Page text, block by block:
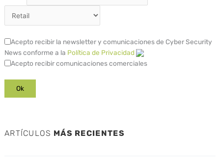
Acepto recibir la newsletter y comunicaciones de Cyber Security
News conforme a la Política de Privacidad
Acepto recibir comunicaciones comerciales
ARTÍCULOS MÁS RECIENTES